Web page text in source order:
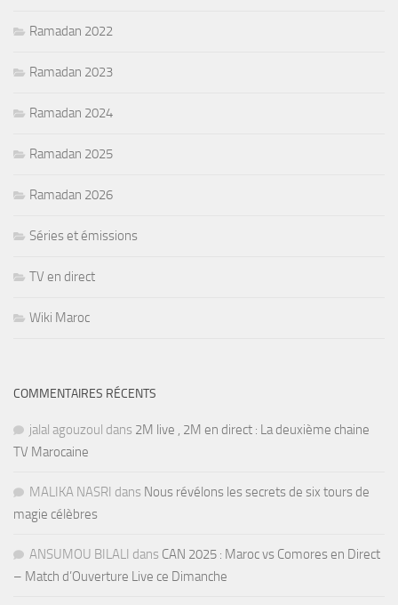
Ramadan 2022
Ramadan 2023
Ramadan 2024
Ramadan 2025
Ramadan 2026
Séries et émissions
TV en direct
Wiki Maroc
COMMENTAIRES RÉCENTS
jalal agouzoul dans 2M live , 2M en direct : La deuxième chaine
TV Marocaine
MALIKA NASRI dans Nous révélons les secrets de six tours de
magie célèbres
ANSUMOU BILALI dans CAN 2025 : Maroc vs Comores en Direct
– Match d’Ouverture Live ce Dimanche